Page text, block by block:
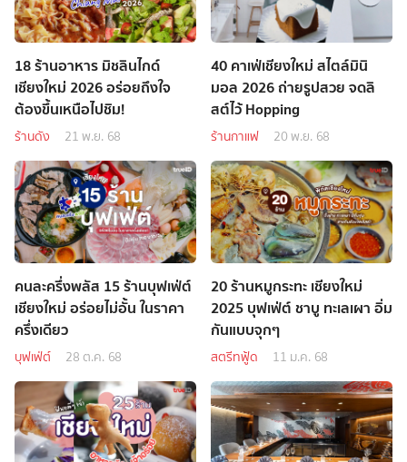
18 ร้านอาหาร มิชลินไกด์
เชียงใหม่ 2026 อร่อยถึงใจ
ต้องขึ้นเหนือไปชิม!
ร้านดัง 21 พ.ย. 68
40 คาเฟ่เชียงใหม่ สไตล์มินิ
มอล 2026 ถ่ายรูปสวย จดลิ
สต์ไว้ Hopping
ร้านกาแฟ 20 พ.ย. 68
คนละครึ่งพลัส 15 ร้านบุฟเฟ่ต์
เชียงใหม่ อร่อยไม่อั้น ในราคา
ครึ่งเดียว
บุฟเฟ่ต์ 28 ต.ค. 68
20 ร้านหมูกระทะ เชียงใหม่
2025 บุฟเฟ่ต์ ชาบู ทะเลเผา อิ่ม
กันแบบจุกๆ
สตรีทฟู้ด 11 ม.ค. 68